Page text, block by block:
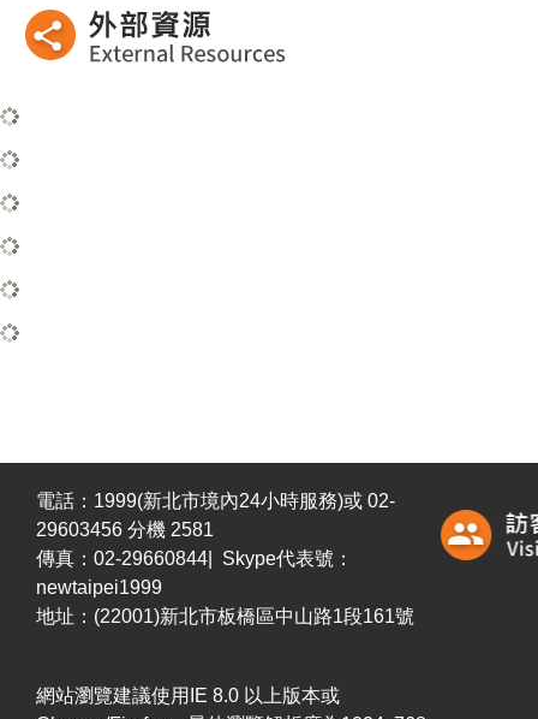
電話：1999(新北市境內24小時服務)或 02-
29603456 分機 2581
傳真：02-29660844| Skype代表號：
newtaipei1999
地址：(22001)新北市板橋區中山路1段161號
網站瀏覽建議使用IE 8.0 以上版本或